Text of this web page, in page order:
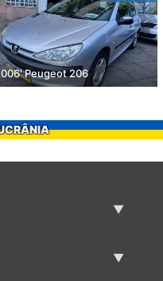
Peugeot 206